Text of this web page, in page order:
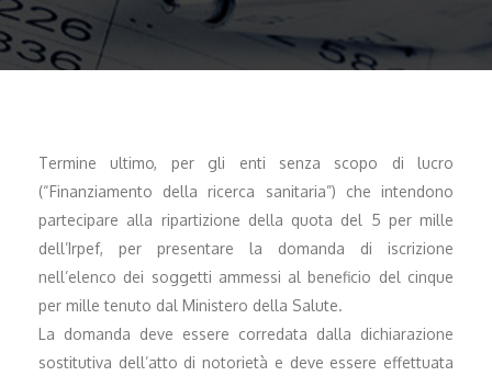
Termine ultimo, per gli enti senza scopo di lucro
(“Finanziamento della ricerca sanitaria”) che intendono
partecipare alla ripartizione della quota del 5 per mille
dell’Irpef, per presentare la domanda di iscrizione
nell’elenco dei soggetti ammessi al beneficio del cinque
per mille tenuto dal Ministero della Salute.
La domanda deve essere corredata dalla dichiarazione
sostitutiva dell’atto di notorietà e deve essere effettuata